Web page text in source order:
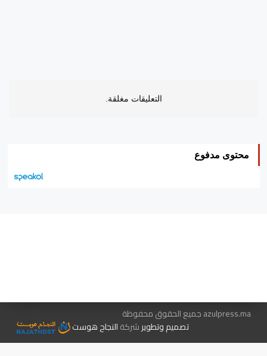
التعليقات مغلقة.
محتوى مدفوع
azulpress.ma جميع الحقوق محفوظة
تصميم وتطويرشركةالنجاح هوست